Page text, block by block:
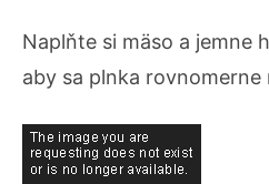
Naplňte si mäso a jemne
aby sa plnka rovnomerne